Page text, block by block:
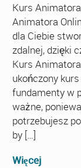
Kurs
Animatora
dla Ciebie
zdalnej, dzięki
Kurs
ukończony
fundamenty w
ważne,
potrzebujesz
by […]
Więcej